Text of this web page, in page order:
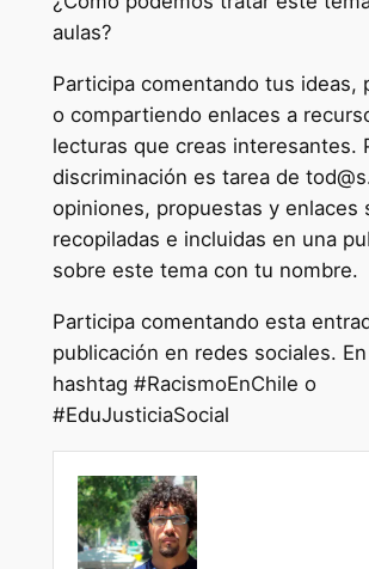
aulas?
Participa comentando tus ideas,
o compartiendo enlaces a
lecturas que creas interesantes.
discriminación es tarea de
opiniones, propuestas y enlaces
recopiladas e incluidas en una
sobre este tema con tu nombre.
Participa comentando esta
publicación en redes sociales.
hashtag #RacismoEnChile o
#EduJusticiaSocial